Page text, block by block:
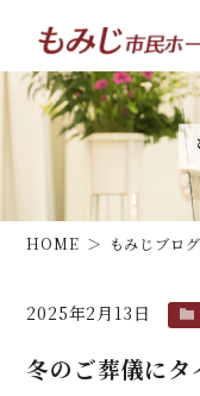
HOME もみじブログ
2025年2月13日
冬のご葬儀にタ